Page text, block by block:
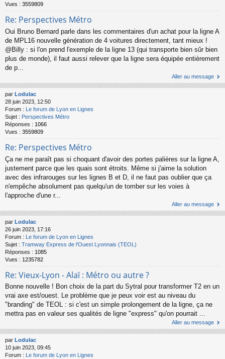
Vues : 3559809
Re: Perspectives Métro
Oui Bruno Bernard parle dans les commentaires d'un achat pour la ligne A
de MPL16 nouvelle génération de 4 voitures directement, tant mieux !
@Billy : si l'on prend l'exemple de la ligne 13 (qui transporte bien sûr bien
plus de monde), il faut aussi relever que la ligne sera équipée entièrement
de p...
Aller au message
par Lodulac
28 juin 2023, 12:50
Forum : Le forum de Lyon en Lignes
Sujet : Perspectives Métro
Réponses : 1066
Vues : 3559809
Re: Perspectives Métro
Ça ne me paraît pas si choquant d'avoir des portes palières sur la ligne A,
justement parce que les quais sont étroits. Même si j'aime la solution
avec des infrarouges sur les lignes B et D, il ne faut pas oublier que ça
n'empêche absolument pas quelqu'un de tomber sur les voies à
l'approche d'une r...
Aller au message
par Lodulac
26 juin 2023, 17:16
Forum : Le forum de Lyon en Lignes
Sujet : Tramway Express de l'Ouest Lyonnais (TEOL)
Réponses : 1085
Vues : 1235782
Re: Vieux-Lyon - Alaï : Métro ou autre ?
Bonne nouvelle ! Bon choix de la part du Sytral pour transformer T2 en un
vrai axe est/ouest. Le problème que je peux voir est au niveau du
"branding" de TEOL : si c'est un simple prolongement de la ligne, ça ne
mettra pas en valeur ses qualités de ligne "express" qu'on pourrait ...
Aller au message
par Lodulac
10 juin 2023, 09:45
Forum :
Le forum de Lyon en Lignes